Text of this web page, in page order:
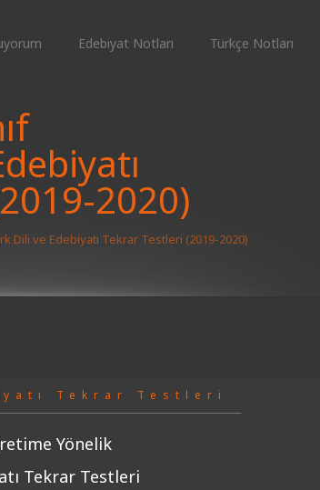
Edebiyat Notları Türkçe Notları
2020)
Dili ve Edebiyatı Tekrar Testleri (2019-2020)
Tekrar Testleri
Yönelik
Tekrar Testleri